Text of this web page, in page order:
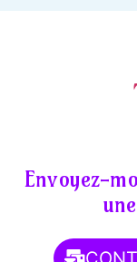
Envoyez-